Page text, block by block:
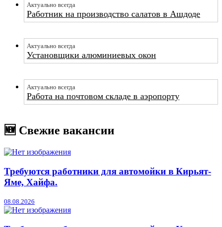
Актуально всегда
Работник на производство салатов в Ашдоде
Актуально всегда
Установщики алюминиевых окон
Актуально всегда
Работа на почтовом складе в аэропорту
🆕 Свежие вакансии
Требуются работники для автомойки в Кирьят-
Яме, Хайфа.
08.08.2026